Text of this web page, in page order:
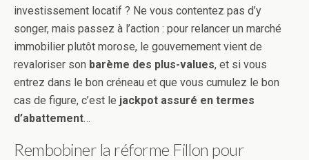
investissement locatif ? Ne vous contentez pas d’y
songer, mais passez à l’action : pour relancer un marché
immobilier plutôt morose, le gouvernement vient de
revaloriser son barème des plus-values, et si vous
entrez dans le bon créneau et que vous cumulez le bon
cas de figure, c’est le jackpot assuré en termes
d’abattement…
Rembobiner la réforme Fillon pour